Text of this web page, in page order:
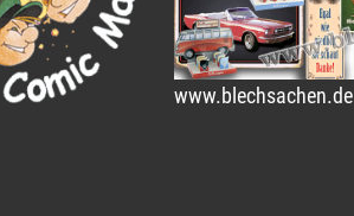
www.blechsachen.de